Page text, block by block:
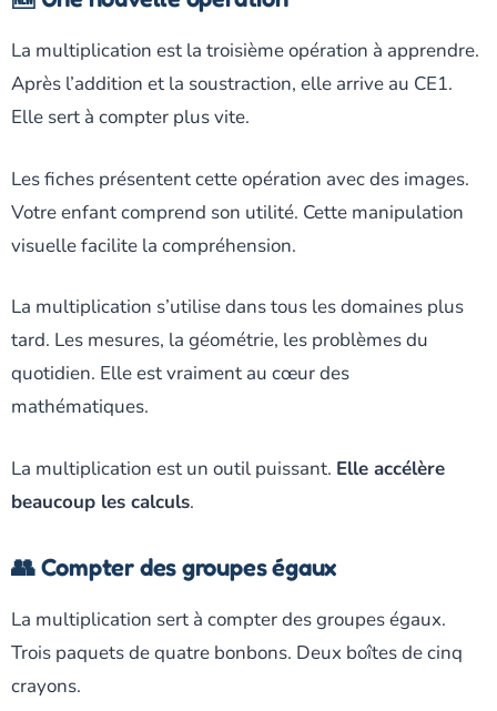
La multiplication est la troisième opération à apprendre.
Après l’addition et la soustraction, elle arrive au CE1.
Elle sert à compter plus vite.
Les fiches présentent cette opération avec des images.
Votre enfant comprend son utilité. Cette manipulation
visuelle facilite la compréhension.
La multiplication s’utilise dans tous les domaines plus
tard. Les mesures, la géométrie, les problèmes du
quotidien. Elle est vraiment au cœur des
mathématiques.
La multiplication est un outil puissant. Elle accélère
beaucoup les calculs.
👥 Compter des groupes égaux
La multiplication sert à compter des groupes égaux.
Trois paquets de quatre bonbons. Deux boîtes de cinq
crayons.